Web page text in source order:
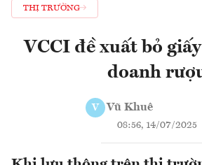
THỊ TRƯỜNG
VCCI đề xuất bỏ
doanh
V Vũ Khuê
08:56, 14/07/2025